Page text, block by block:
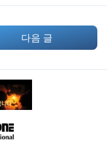
다음 글